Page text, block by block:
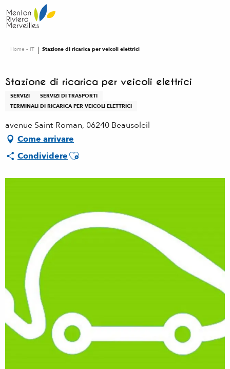
au
contenu
Home – IT Stazione di ricarica per veicoli elettrici
Stazione di ricarica per veicoli elettrici
SERVIZI
SERVIZI DI TRASPORTI
TERMINALI DI RICARICA PER VEICOLI ELETTRICI
avenue Saint-Roman, 06240 Beausoleil
Come arrivare
CondividereAjouter aux favoris